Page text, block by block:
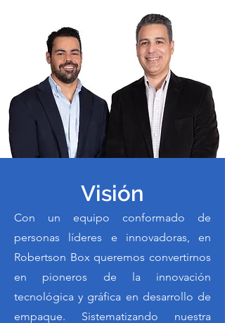
Visión
Con un equipo conformado de
personas líderes e innovadoras, en
Robertson Box queremos convertirnos
en pioneros de la innovación
tecnológica y gráfica en desarrollo de
empaque. Sistematizando nuestra